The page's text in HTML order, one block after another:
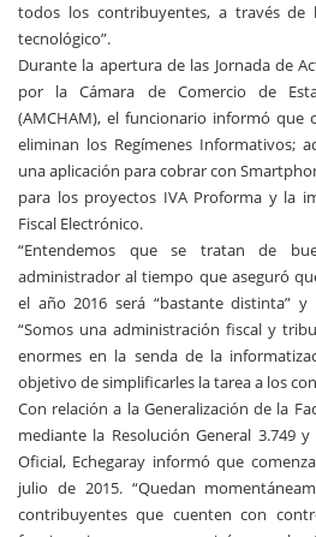
todos los contribuyentes, a través de
tecnológico”.
Durante la apertura de las Jornada de
por la Cámara de Comercio de
(AMCHAM), el funcionario informó que
eliminan los Regímenes Informativos;
una aplicación para cobrar con
para los proyectos IVA Proforma y la
Fiscal Electrónico.
“Entendemos que se tratan de
administrador al tiempo que aseguró
el año 2016 será “bastante distinta”
“Somos una administración fiscal y
enormes en la senda de la
objetivo de simplificarles la tarea a los
Con relación a la Generalización de la
mediante la Resolución General 3.749
Oficial, Echegaray informó que
julio de 2015. “Quedan
contribuyentes que cuenten con